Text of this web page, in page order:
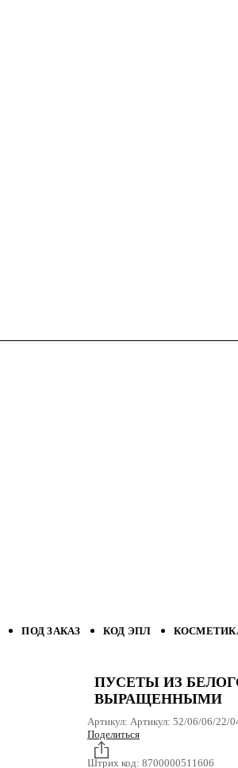
ПОД ЗАКАЗ КОД ЭПЛ
ПУСЕТЫ ИЗ
ВЫРАЩЕННЫМИ
Артикул: Артикул: 52/06/06/22/
Поделиться
Штрих код: 8700000511606